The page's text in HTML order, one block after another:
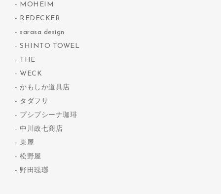
MOHEIM
REDECKER
sarasa design
SHINTO TOWEL
THE
WECK
かもしか道具店
タダフサ
プシプシーナ珈琲
中川政七商店
東屋
松野屋
野田琺瑯